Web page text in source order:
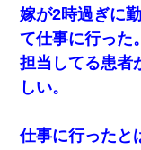
嫁が2時過ぎに
て仕事に行った。
担当してる患者
しい。
仕事に行ったと